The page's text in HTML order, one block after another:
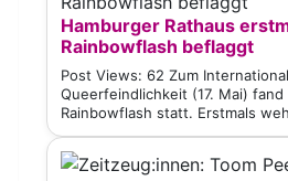
Hamburger Rathaus
Rainbowflash beflaggt
Post Views: 62 Zum
Queerfeindlichkeit (17. Mai)
Rainbowflash statt. Erstmals